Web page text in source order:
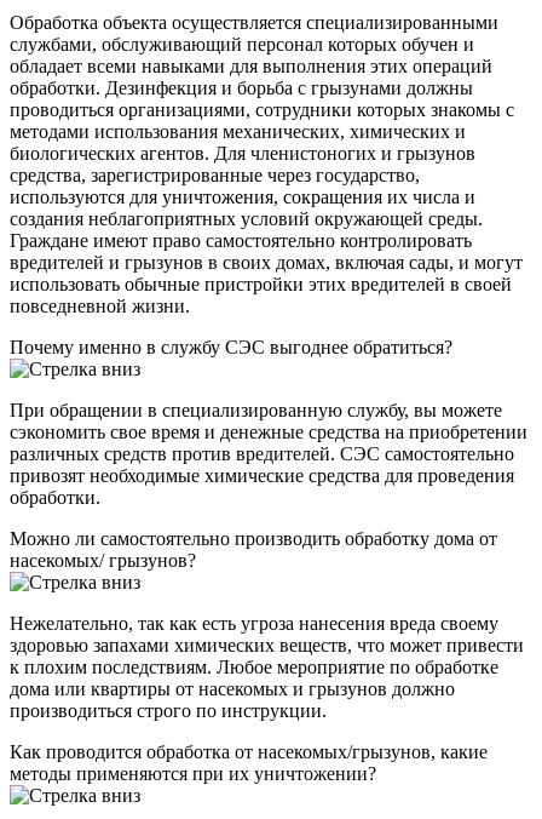
Обработка объекта осуществляется специализированными
службами, обслуживающий персонал которых обучен и
обладает всеми навыками для выполнения этих операций
обработки. Дезинфекция и борьба с грызунами должны
проводиться организациями, сотрудники которых знакомы с
методами использования механических, химических и
биологических агентов. Для членистоногих и грызунов
средства, зарегистрированные через государство,
используются для уничтожения, сокращения их числа и
создания неблагоприятных условий окружающей среды.
Граждане имеют право самостоятельно контролировать
вредителей и грызунов в своих домах, включая сады, и могут
использовать обычные пристройки этих вредителей в своей
повседневной жизни.
Почему именно в службу СЭС выгоднее обратиться?
При обращении в специализированную службу, вы можете
сэкономить свое время и денежные средства на приобретении
различных средств против вредителей. СЭС самостоятельно
привозят необходимые химические средства для проведения
обработки.
Можно ли самостоятельно производить обработку дома от
насекомых/ грызунов?
Нежелательно, так как есть угроза нанесения вреда своему
здоровью запахами химических веществ, что может привести
к плохим последствиям. Любое мероприятие по обработке
дома или квартиры от насекомых и грызунов должно
производиться строго по инструкции.
Как проводится обработка от насекомых/грызунов, какие
методы применяются при их уничтожении?